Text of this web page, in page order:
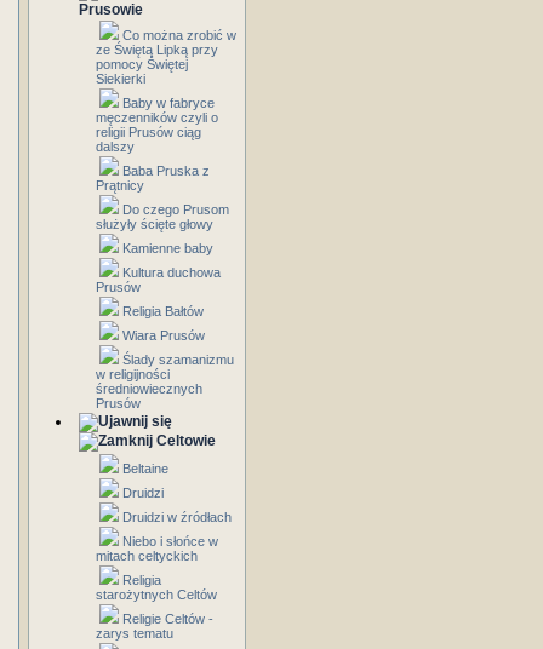
Prusowie
Co można zrobić w
ze Świętą Lipką przy
pomocy Świętej
Siekierki
Baby w fabryce
męczenników czyli o
religii Prusów ciąg
dalszy
Baba Pruska z
Prątnicy
Do czego Prusom
służyły ścięte głowy
Kamienne baby
Kultura duchowa
Prusów
Religia Bałtów
Wiara Prusów
Ślady szamanizmu
w religijności
średniowiecznych
Prusów
Celtowie
Beltaine
Druidzi
Druidzi w źródłach
Niebo i słońce w
mitach celtyckich
Religia
starożytnych Celtów
Religie Celtów -
zarys tematu